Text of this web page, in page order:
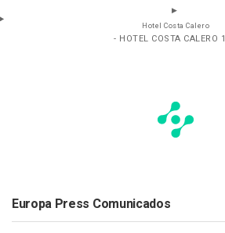
Hotel Costa Calero
- HOTEL COSTA CALERO 1
Europa Press Comunicados